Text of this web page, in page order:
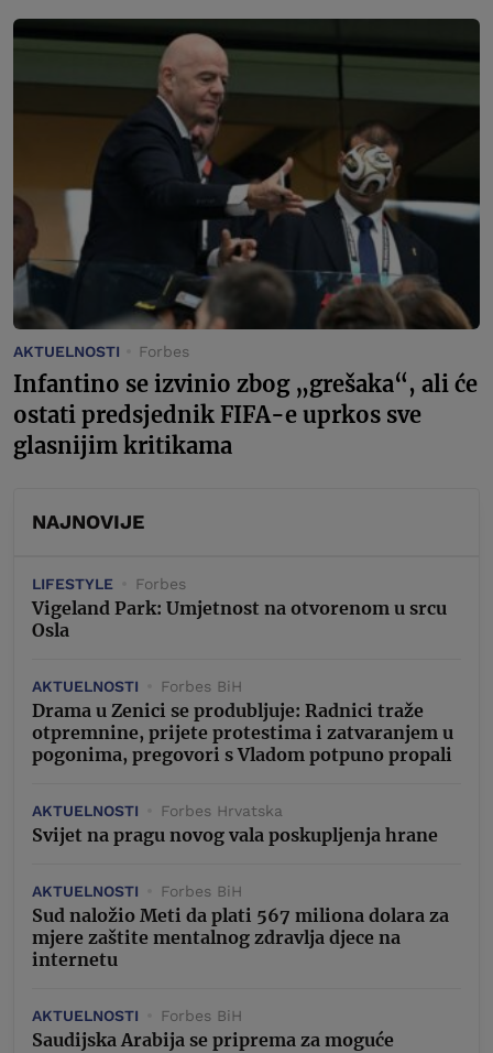
AKTUELNOSTI Forbes
Infantino se izvinio zbog „grešaka“, ali će
ostati predsjednik FIFA-e uprkos sve
glasnijim kritikama
NAJNOVIJE
LIFESTYLE Forbes
Vigeland Park: Umjetnost na otvorenom u srcu
Osla
AKTUELNOSTI Forbes BiH
Drama u Zenici se produbljuje: Radnici traže
otpremnine, prijete protestima i zatvaranjem u
pogonima, pregovori s Vladom potpuno propali
AKTUELNOSTI Forbes Hrvatska
Svijet na pragu novog vala poskupljenja hrane
AKTUELNOSTI Forbes BiH
Sud naložio Meti da plati 567 miliona dolara za
mjere zaštite mentalnog zdravlja djece na
internetu
AKTUELNOSTI Forbes BiH
Saudijska Arabija se priprema za moguće